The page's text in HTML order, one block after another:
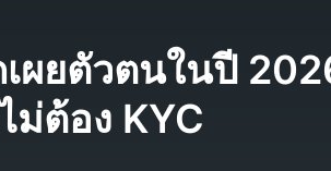
ผยตัวตนในปี
ม่ต้อง KYC